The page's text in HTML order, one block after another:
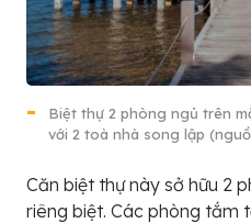
Biệt thự 2 phòng ngủ trên
với 2 toà nhà song lập
Căn biệt thự này sở hữu 2
riêng biệt. Các phòng tắm